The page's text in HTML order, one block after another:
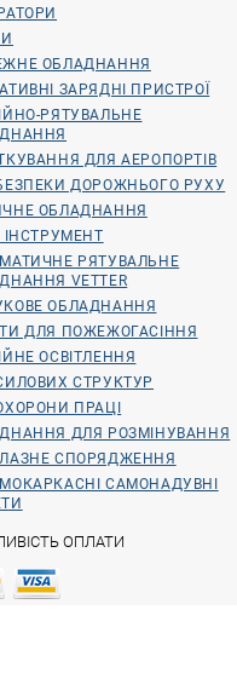
ОБЛАДНАННЯ
ЗАРЯДНІ ПРИСТРОЇ
РЯТУВАЛЬНЕ
ДЛЯ АЕРОПОРТІВ
ДОРОЖНЬОГО РУХУ
ОБЛАДНАННЯ
ІНСТРУМЕНТ
РЯТУВАЛЬНЕ
VETTER
ОБЛАДНАННЯ
ДЛЯ ПОЖЕЖОГАСІННЯ
ОСВІТЛЕННЯ
СТРУКТУР
ПРАЦІ
ДЛЯ РОЗМІНУВАННЯ
СПОРЯДЖЕННЯ
САМОНАДУВНІ
ОПЛАТИ